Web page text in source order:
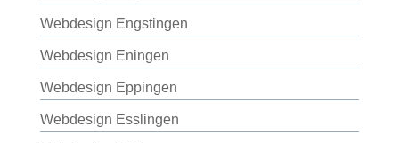
Webdesign Engstingen
Webdesign Eningen
Webdesign Eppingen
Webdesign Esslingen